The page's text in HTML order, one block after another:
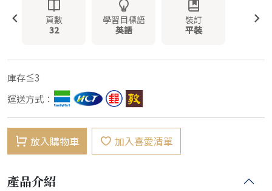
頁數
32
學習目標語
英語
裝訂
平裝
庫存≦3
運送方式：
放入購物車 加入喜愛清單
產品介紹